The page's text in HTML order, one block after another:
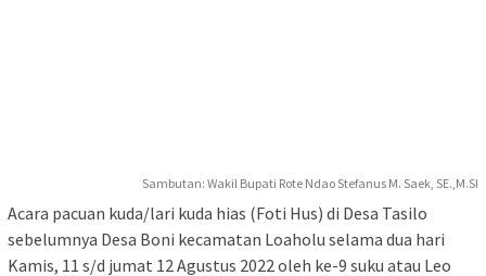
Sambutan: Wakil Bupati Rote Ndao Stefanus M. Saek, SE.,M.SI
Acara pacuan kuda/lari kuda hias (Foti Hus) di Desa Tasilo
sebelumnya Desa Boni kecamatan Loaholu selama dua hari
Kamis, 11 s/d jumat 12 Agustus 2022 oleh ke-9 suku atau Leo